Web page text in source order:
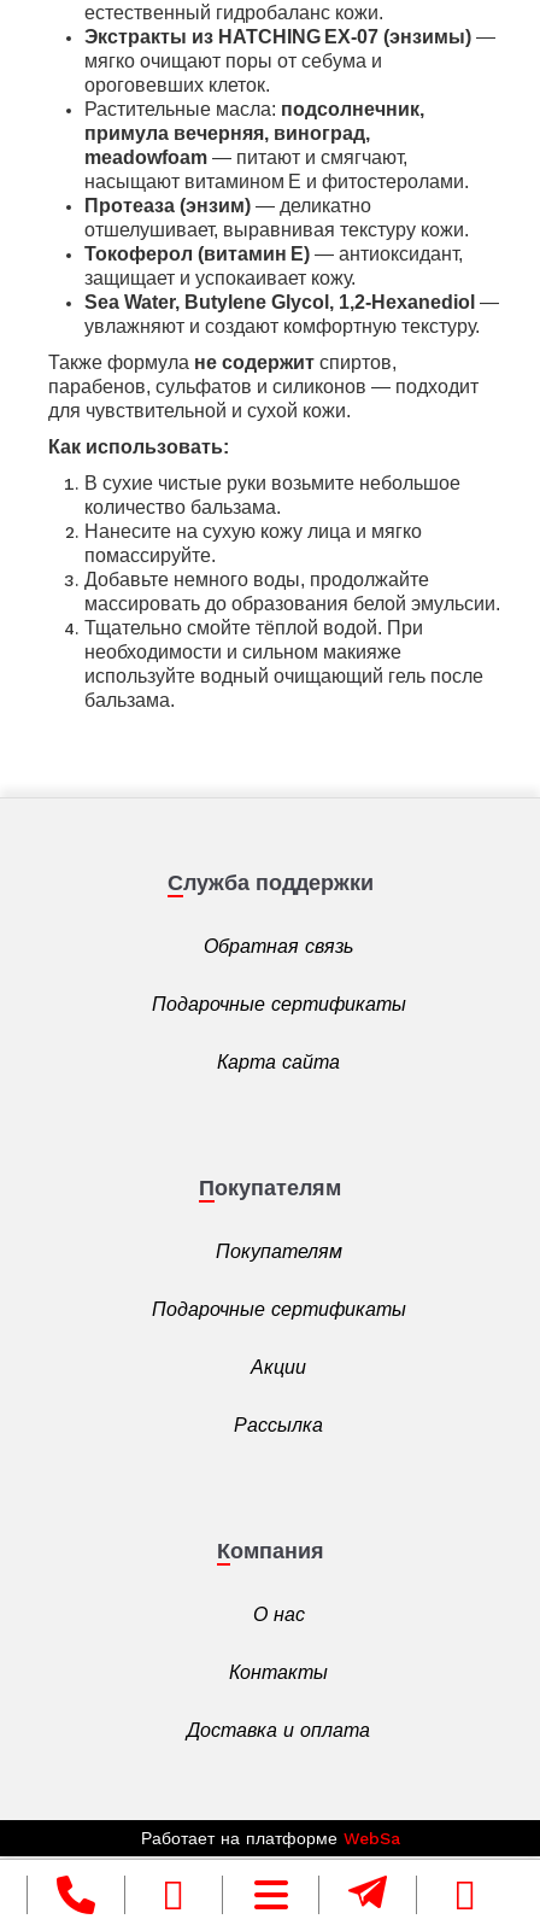
естественный гидробаланс кожи.
Экстракты из HATCHING EX-07 (энзимы) —
мягко очищают поры от себума и
ороговевших клеток.
Растительные масла: подсолнечник,
примула вечерняя, виноград,
meadowfoam — питают и смягчают,
насыщают витамином E и фитостеролами.
Протеаза (энзим) — деликатно
отшелушивает, выравнивая текстуру кожи.
Токоферол (витамин E) — антиоксидант,
защищает и успокаивает кожу.
Sea Water, Butylene Glycol, 1,2‑Hexanediol —
увлажняют и создают комфортную текстуру.
Также формула не содержит спиртов,
парабенов, сульфатов и силиконов — подходит
для чувствительной и сухой кожи.
Как использовать:
В сухие чистые руки возьмите небольшое
количество бальзама.
Нанесите на сухую кожу лица и мягко
помассируйте.
Добавьте немного воды, продолжайте
массировать до образования белой эмульсии.
Тщательно смойте тёплой водой. При
необходимости и сильном макияже
используйте водный очищающий гель после
бальзама.
Служба поддержки
Обратная связь
Подарочные сертификаты
Карта сайта
Покупателям
Покупателям
Подарочные сертификаты
Акции
Рассылка
Компания
О нас
Контакты
Доставка и оплата
Работает на платформе WebSa